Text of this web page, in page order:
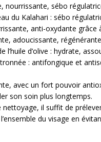
nourrissante, sébo
du Kalahari : sébo
anti-oxydante
adoucissante,
l’huile d’olive : hydrate,
: antifongique et
avec un fort pouvoir
son soin plus longtemps.
nettoyage, il suffit de
du visage en